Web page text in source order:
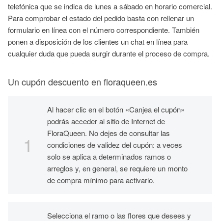
telefónica que se indica de lunes a sábado en horario comercial.
Para comprobar el estado del pedido basta con rellenar un
formulario en línea con el número correspondiente. También
ponen a disposición de los clientes un chat en línea para
cualquier duda que pueda surgir durante el proceso de compra.
Un cupón descuento en floraqueen.es
Al hacer clic en el botón «Canjea el cupón»
podrás acceder al sitio de Internet de
FloraQueen. No dejes de consultar las
condiciones de validez del cupón: a veces
solo se aplica a determinados ramos o
arreglos y, en general, se requiere un monto
de compra mínimo para activarlo.
Selecciona el ramo o las flores que desees y